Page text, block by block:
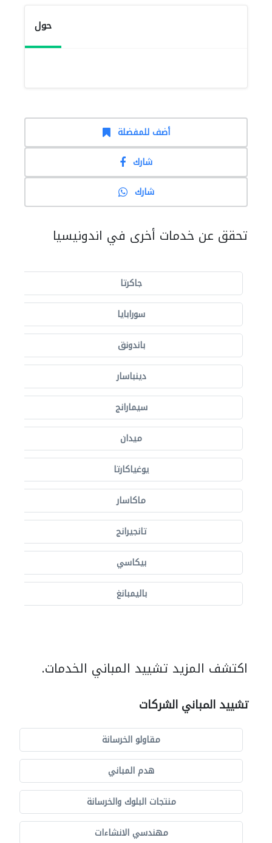
حول
أضف للمفضلة
شارك
شارك
تحقق عن خدمات أخرى في اندونيسيا
جاكرتا
سورابايا
باندونق
دينباسار
سيمارانج
ميدان
يوغياكارتا
ماكاسار
تانجيرانج
بيكاسي
باليمبانغ
اكتشف المزيد تشييد المباني الخدمات.
تشييد المباني الشركات
مقاولو الخرسانة
هدم المباني
منتجات البلوك والخرسانة
مهندسي الانشاءات